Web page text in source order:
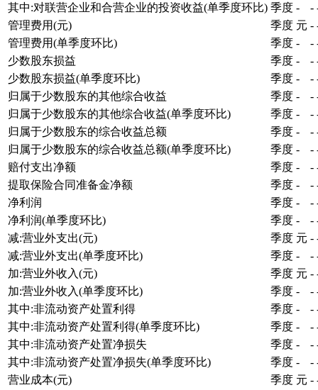
其中:对联营企业和合营企业的投资收益(单季度环比) 季度 - -
管理费用(元)
季度 元 -
管理费用(单季度环比)
季度 - -
少数股东损益
季度 - -
少数股东损益(单季度环比)
季度 - -
归属于少数股东的其他综合收益
季度 - -
归属于少数股东的其他综合收益(单季度环比)
季度 - -
归属于少数股东的综合收益总额
季度 - -
归属于少数股东的综合收益总额(单季度环比)
季度 - -
赔付支出净额
季度 - -
提取保险合同准备金净额
季度 - -
净利润
季度 - -
净利润(单季度环比)
季度 - -
减:营业外支出(元)
季度 元 -
减:营业外支出(单季度环比)
季度 - -
加:营业外收入(元)
季度 元 -
加:营业外收入(单季度环比)
季度 - -
其中:非流动资产处置利得
季度 - -
其中:非流动资产处置利得(单季度环比)
季度 - -
其中:非流动资产处置净损失
季度 - -
其中:非流动资产处置净损失(单季度环比)
季度 - -
营业成本(元)
季度 元 -